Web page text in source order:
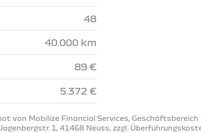
48
40.000 km
89 €
5.372 €
von Mobilize Financial Services, Geschäftsbereich
1, 41468 Neuss, zzgl.